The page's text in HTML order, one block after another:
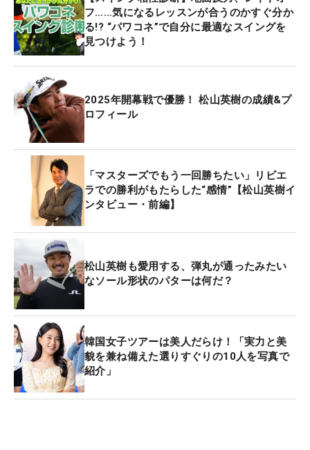
フ……気になるレッスンが合うのかすぐ分か
る!? “パワコネ”で自分に最適なスイングを
見つけよう！
2025年開幕戦で優勝！ 松山英樹の成績&プ
ロフィール
「マスターズでもう一回勝ちたい」リビエ
ラでの勝利がもたらした“感情”【松山英樹イ
ンタビュー・前編】
松山英樹も愛用する、弾丸が通ったみたい
なソール形状のパターは何だ？
韓国女子ツアーは美人だらけ！「実力と美
貌を兼ね備えた選りすぐりの10人を写真で
紹介」